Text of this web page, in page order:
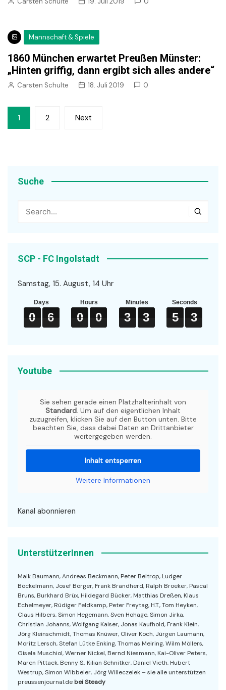
Mannschaft & Spiele
1860 München erwartet Preußen Münster:
„Hinten griffig, dann ergibt sich alles andere“
Carsten Schulte 18. Juli 2019 0
Seitennummerierung
der
1 2 Next
Suche
SCP - FC Ingolstadt
Samstag, 15. August, 14 Uhr
Days
0
0
0
0 6
6
6
6
Hours
0
0
0
0 0
0
0
0
Minutes
3
3
3
3 3
3
3
3
Seconds
5
5
5
5 3
3
3
3
Youtube
Sie sehen gerade einen Platzhalterinhalt von
Standard. Um auf den eigentlichen Inhalt
zuzugreifen, klicken Sie auf den Button unten. Bitte
beachten Sie, dass dabei Daten an Drittanbieter
weitergegeben werden.
Inhalt entsperren
Weitere Informationen
Kanal abonnieren
UnterstützerInnen
Maik Baumann, Andreas Beckmann, Peter Beltrop, Ludger
Böckelmann, Josef Börger, Frank Brandherd, Ralph Broeker, Pascal
Bruns, Burkhard Brüx, Hildegard Bücker, Matthias Dreßen, Klaus
Echelmeyer, Rüdiger Feldkamp, Peter Freytag, H.T., Tom Heyken,
Claus Hilbers, Simon Hegemann, Sven Hohage, Simon Jirka,
Christian Johanns, Wolfgang Kaiser, Jonas Kaufhold, Frank Klein,
Jörg Kleinschmidt, Thomas Knüwer, Oliver Koch, Jürgen Laumann,
Moritz Lersch, Stefan Lütke Enking, Thomas Meiring, Wilm Möllers,
Gisela Muschiol, Werner Nickel, Bernd Niesmann, Kai-Oliver Peters,
Maren Pittack, Benny S., Kilian Schnitker, Daniel Vieth, Hubert
Westrup, Simon Wibbeler, Jörg Willeczelek – sie alle unterstützen
preussenjournal.de bei Steady